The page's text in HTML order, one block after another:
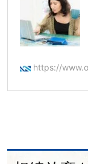
https://